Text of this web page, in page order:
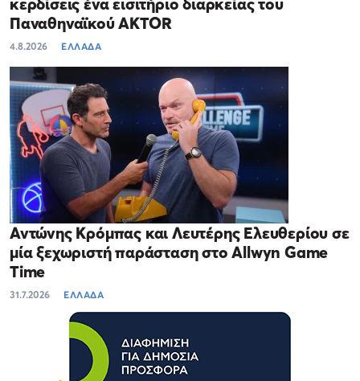
κερδίσεις ένα εισιτήριο διαρκείας του
Παναθηναϊκού AKTOR
4.8.2026 ΕΛΛΑΔΑ
Αντώνης Κρόμπας και Λευτέρης Ελευθερίου σε
μία ξεχωριστή παράσταση στο Allwyn Game
Time
31.7.2026 ΕΛΛΑΔΑ